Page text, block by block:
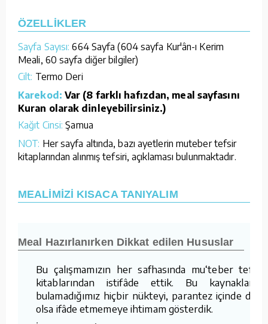
ÖZELLİKLER
Sayfa Sayısı: 664 Sayfa (604 sayfa Kur'ân-ı Kerim
Meali, 60 sayfa diğer bilgiler)
Cilt: Termo Deri
Karekod: Var (8 farklı hafızdan, meal sayfasını
Kuran olarak dinleyebilirsiniz.)
Kağıt Cinsi: Şamua
NOT: Her sayfa altında, bazı ayetlerin muteber tefsir
kitaplarından alınmış tefsiri, açıklaması bulunmaktadır.
MEALİMİZİ KISACA TANIYALIM
Meal Hazırlanırken Dikkat edilen Hususlar
Bu çalışmamızın her safhasında mu‘teber tefsir
kitablarından istifâde ettik. Bu kaynaklarda
bulamadığımız hiçbir nükteyi, parantez içinde dahi
olsa ifâde etmemeye ihtimam gösterdik.